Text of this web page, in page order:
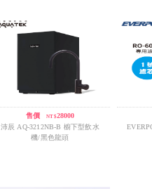
售價/NT$28000
沛辰 AQ-3212NB-B 櫥下型飲水
機/黑色龍頭